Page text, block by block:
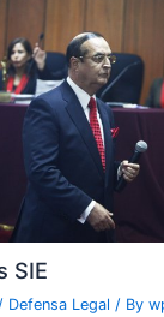
SIE
/ Defensa Legal / By